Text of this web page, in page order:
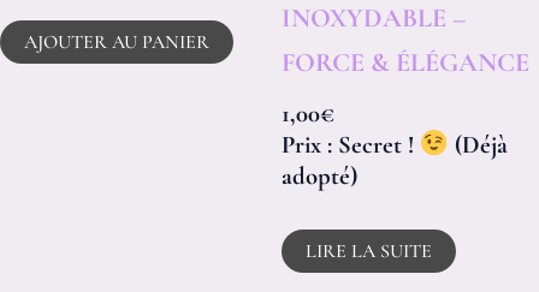
AJOUTER AU PANIER
INOXYDABLE –
FORCE & ÉLÉGANCE
1,00€
Prix : Secret !
(Déjà
adopté)
LIRE LA SUITE